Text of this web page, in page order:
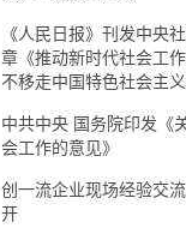
《人民日报》刊发中央
章《推动新时代社会工
不移走中国特色社会主
中共中央 国务院印发《
会工作的意见》
创一流企业现场经验交
开